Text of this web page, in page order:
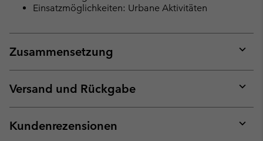
Einsatzmöglichkeiten: Urbane Aktivitäten
Zusammensetzung
or
Versand und Rückgabe
or
Kundenrezensionen